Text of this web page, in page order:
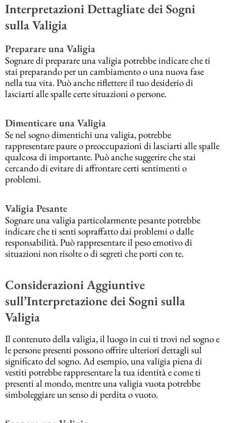
Interpretazioni Dettagliate dei Sogni
sulla Valigia
Preparare una Valigia
Sognare di preparare una valigia potrebbe indicare che ti
stai preparando per un cambiamento o una nuova fase
nella tua vita. Può anche riflettere il tuo desiderio di
lasciarti alle spalle certe situazioni o persone.
Dimenticare una Valigia
Se nel sogno dimentichi una valigia, potrebbe
rappresentare paure o preoccupazioni di lasciarti alle spalle
qualcosa di importante. Può anche suggerire che stai
cercando di evitare di affrontare certi sentimenti o
problemi.
Valigia Pesante
Sognare una valigia particolarmente pesante potrebbe
indicare che ti senti sopraffatto dai problemi o dalle
responsabilità. Può rappresentare il peso emotivo di
situazioni non risolte o di segreti che porti con te.
Considerazioni Aggiuntive
sull’Interpretazione dei Sogni sulla
Valigia
Il contenuto della valigia, il luogo in cui ti trovi nel sogno e
le persone presenti possono offrire ulteriori dettagli sul
significato del sogno. Ad esempio, una valigia piena di
vestiti potrebbe rappresentare la tua identità e come ti
presenti al mondo, mentre una valigia vuota potrebbe
simboleggiare un senso di perdita o vuoto.